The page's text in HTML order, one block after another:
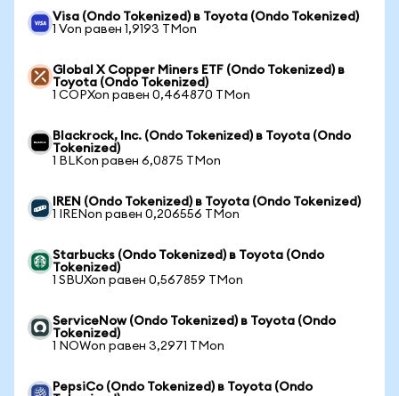
Visa (Ondo Tokenized) в Toyota (Ondo Tokenized)
1 Von равен 1,9193 TMon
Global X Copper Miners ETF (Ondo Tokenized) в
Toyota (Ondo Tokenized)
1 COPXon равен 0,464870 TMon
Blackrock, Inc. (Ondo Tokenized) в Toyota (Ondo
Tokenized)
1 BLKon равен 6,0875 TMon
IREN (Ondo Tokenized) в Toyota (Ondo Tokenized)
1 IRENon равен 0,206556 TMon
Starbucks (Ondo Tokenized) в Toyota (Ondo
Tokenized)
1 SBUXon равен 0,567859 TMon
ServiceNow (Ondo Tokenized) в Toyota (Ondo
Tokenized)
1 NOWon равен 3,2971 TMon
PepsiCo (Ondo Tokenized) в Toyota (Ondo